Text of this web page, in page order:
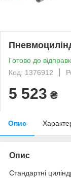
Готово до
Код: 1376912
5 523 ₴
Опис
Опис
Стандартні